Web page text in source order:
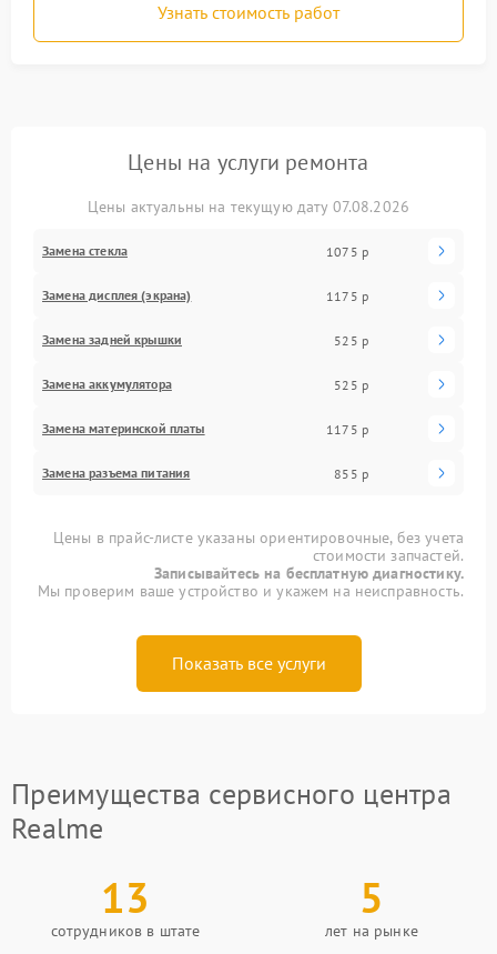
Узнать стоимость работ
Цены на услуги ремонта
Цены актуальны на текущую дату 07.08.2026
Замена стекла 1075 р
Замена дисплея (экрана) 1175 р
Замена задней крышки 525 р
Замена аккумулятора 525 р
Замена материнской платы 1175 р
Замена разъема питания 855 р
Цены в прайс-листе указаны ориентировочные, без учета
стоимости запчастей.
Записывайтесь на бесплатную диагностику.
Мы проверим ваше устройство и укажем на неисправность.
Показать все услуги
Преимущества сервисного центра
Realme
13
сотрудников в штате
5
лет на рынке